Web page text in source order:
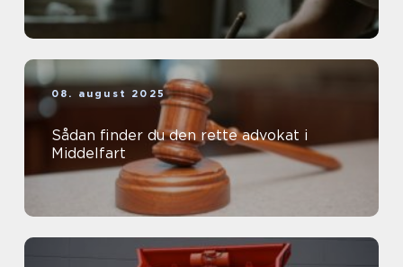
08. august 2025
Sådan finder du den rette advokat i
Middelfart